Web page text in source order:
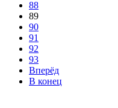
88
89
90
91
92
93
Вперёд
В конец